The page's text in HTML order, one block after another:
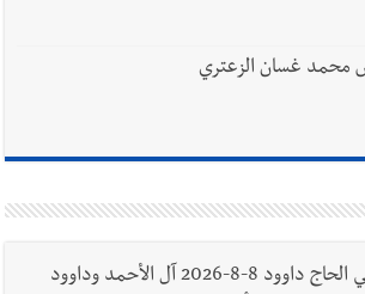
محمد غسان الزعتري
وفاة الحاجة وداد علي الحاج داوود 8-8-2026 آل الأحمد وداوود